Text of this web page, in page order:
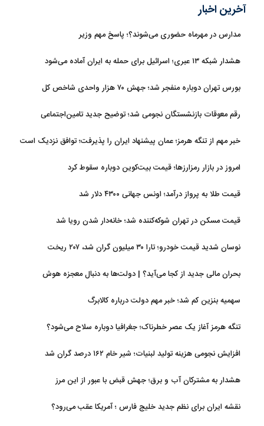
آخرین اخبار
مدارس در مهرماه حضوری می‌شوند؟؛ پاسخ مهم وزیر
هشدار شبکه ۱۳ عبری؛ اسرائیل برای حمله به ایران آماده می‌شود
بورس تهران دوباره منفجر شد؛ جهش ۷۰ هزار واحدی شاخص کل
رقم معوقات بازنشستگان نجومی شد؛ توضیح جدید تامین‌اجتماعی
خبر مهم از تنگه هرمز؛ عمان پیشنهاد ایران را پذیرفت؛ توافق نزدیک است
امروز در بازار رمزارزها؛ قیمت بیت‌کوین دوباره سقوط کرد
قیمت طلا به پرواز درآمد؛ اونس جهانی ۴۳۰۰ دلار شد
قیمت مسکن در تهران شوکه‌کننده شد؛ خانه‌دار شدن رویا شد
نوسان شدید قیمت خودرو؛ تارا ۳۰ میلیون گران شد، ۲۰۷ ریخت
بحران مالی جدید از کجا می‌آید؟ | دولت‌ها به دنبال معجزه هوش
سهمیه بنزین کم شد؛ خبر مهم دولت درباره کالابرگ
تنگه هرمز آغاز یک عصر خطرناک؛ جغرافیا دوباره سلاح می‌شود؟
افزایش نجومی هزینه تولید لبنیات؛ شیر خام ۱۶۲ درصد گران شد
هشدار به مشترکان آب و برق؛ جهش قبض با عبور از این مرز
نقشه ایران برای نظم جدید خلیج فارس ؛ آمریکا عقب می‌رود؟